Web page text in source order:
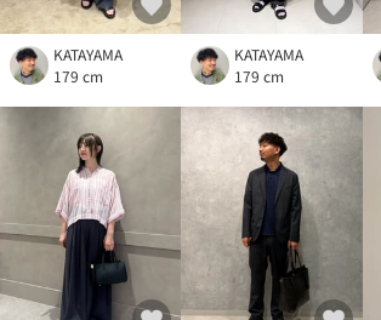
KATAYAMA
179 cm
KATAYAMA
179 cm